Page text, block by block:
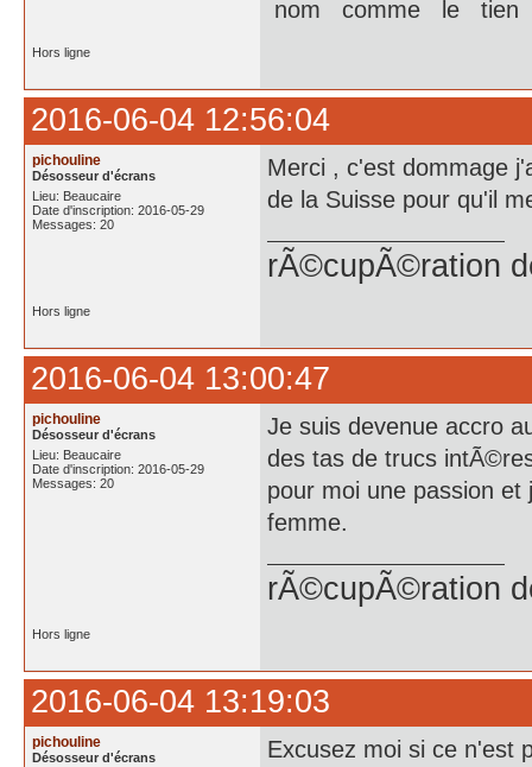
nom comme le
Hors ligne
2016-06-04 12:56:04
pichouline
Désosseur d'écrans
Lieu: Beaucaire
Date d'inscription: 2016-05-29
Messages: 20
Merci , c'est dommage
de la Suisse pour qu'il
rÃ©cupÃ©ration
Hors ligne
2016-06-04 13:00:47
pichouline
Désosseur d'écrans
Lieu: Beaucaire
Date d'inscription: 2016-05-29
Messages: 20
Je suis devenue accro
des tas de trucs
pour moi une passion
femme.
rÃ©cupÃ©ration
Hors ligne
2016-06-04 13:19:03
pichouline
Désosseur d'écrans
Excusez moi si ce n'est